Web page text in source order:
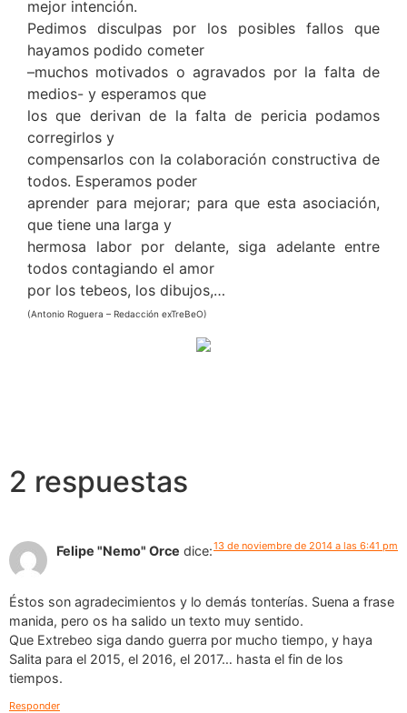
mejor intención.
Pedimos disculpas por los posibles fallos que
hayamos podido cometer
–muchos motivados o agravados por la falta de
medios- y esperamos que
los que derivan de la falta de pericia podamos
corregirlos y
compensarlos con la colaboración constructiva de
todos. Esperamos poder
aprender para mejorar; para que esta asociación,
que tiene una larga y
hermosa labor por delante, siga adelante entre
todos contagiando el amor
por los tebeos, los dibujos,…
(Antonio Roguera – Redacción exTreBeO)
2 respuestas
Felipe "Nemo" Orce dice:13 de noviembre de 2014 a las 6:41 pm
Éstos son agradecimientos y lo demás tonterías. Suena a frase
manida, pero os ha salido un texto muy sentido.
Que Extrebeo siga dando guerra por mucho tiempo, y haya
Salita para el 2015, el 2016, el 2017… hasta el fin de los
tiempos.
Responder